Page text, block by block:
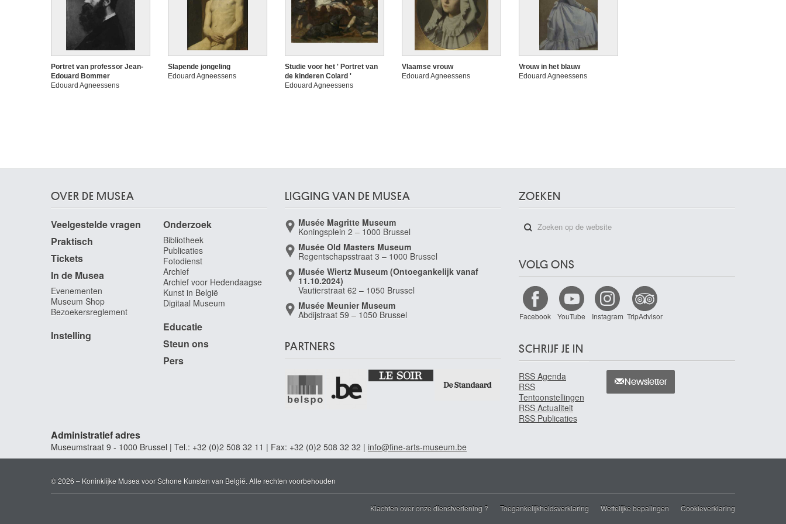
Portret van professor Jean-
Edouard Bommer
Edouard Agneessens
Slapende jongeling
Edouard Agneessens
Studie voor het ' Portret van
de kinderen Colard '
Edouard Agneessens
Vlaamse vrouw
Edouard Agneessens
Vrouw in het blauw
Edouard Agneessens
OVER DE MUSEA
Veelgestelde vragen
Praktisch
Tickets
In de Musea
Evenementen
Museum Shop
Bezoekersreglement
Instelling
Onderzoek
Bibliotheek
Publicaties
Fotodienst
Archief
Archief voor Hedendaagse
Kunst in België
Digitaal Museum
Educatie
Steun ons
Pers
LIGGING VAN DE MUSEA
Musée Magritte Museum
Koningsplein 2 – 1000 Brussel
Musée Old Masters Museum
Regentschapsstraat 3 – 1000 Brussel
Musée Wiertz Museum (Ontoegankelijk vanaf
11.10.2024)
Vautierstraat 62 – 1050 Brussel
Musée Meunier Museum
Abdijstraat 59 – 1050 Brussel
PARTNERS
ZOEKEN
VOLG ONS
Facebook YouTube Instagram TripAdvisor
SCHRIJF JE IN
RSS Agenda
RSS
Tentoonstellingen
RSS Actualiteit
RSS Publicaties
Newsletter
Administratief adres
Museumstraat 9 - 1000 Brussel | Tel.: +32 (0)2 508 32 11 | Fax: +32 (0)2 508 32 32 | info@fine-arts-museum.be
© 2026 – Koninklijke Musea voor Schone Kunsten van België. Alle rechten voorbehouden
Klachten over onze dienstverlening ? Toegankelijkheidsverklaring Wettelijke bepalingen Cookieverklaring